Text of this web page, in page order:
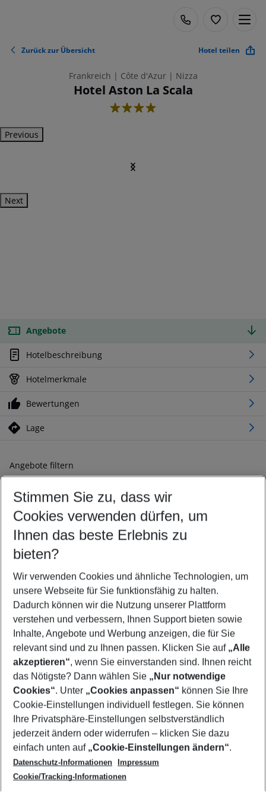
Zurück zur Übersicht Hotel teilen
Frankreich | Côte d'Azur | Nizza
Hotel Aston La Scala
4
Previous
Next
Angebote
Hotelbeschreibung
Hotelmerkmale
Bewertungen
Lage
Angebote filtern
Ändern Sie Ihre Kriterien nach Ihren Wünschen
Abflughafen wählen
Beliebiger Abflughafen
Reisezeitraum wählen
08.08.26– 06.08.27 5-8 Nächte
2 Erwachsene Keine Kinder
Mehr Filter anzeigen
Footer
Footer navigation
Über uns
AGB
Cookie-Einstellungen ändern
Cookie-Richtlinie
Datenschutz
Service & Hilfe
Barrierefreies Reisen
Check-in
Folgen Sie uns
Stimmen Sie zu, dass wir
Cookies verwenden dürfen, um
Ihnen das beste Erlebnis zu
bieten?
Wir verwenden Cookies und ähnliche Technologien, um
unsere Webseite für Sie funktionsfähig zu halten.
Dadurch können wir die Nutzung unserer Plattform
verstehen und verbessern, Ihnen Support bieten sowie
Inhalte, Angebote und Werbung anzeigen, die für Sie
relevant sind und zu Ihnen passen. Klicken Sie auf „Alle
akzeptieren“, wenn Sie einverstanden sind. Ihnen reicht
das Nötigste? Dann wählen Sie „Nur notwendige
Cookies“. Unter „Cookies anpassen“ können Sie Ihre
Cookie-Einstellungen individuell festlegen. Sie können
Ihre Privatsphäre-Einstellungen selbstverständlich
jederzeit ändern oder widerrufen – klicken Sie dazu
einfach unten auf „Cookie-Einstellungen ändern“.
Datenschutz-Informationen
Impressum
Cookie/Tracking-Informationen